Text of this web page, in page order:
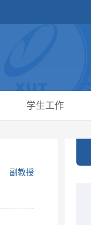
学生工作
副教授